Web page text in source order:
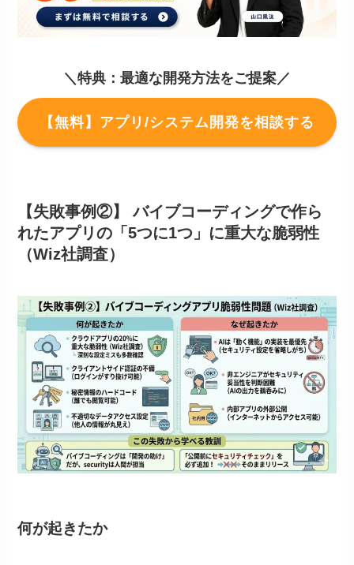
＼特典：最適な開発方法をご提案／
【無料】アプリ/システム開発を相談する
【失敗事例②】 バイブコーディングで作ら
れたアプリの「5つに1つ」に重大な脆弱性
（Wiz社調査）
何が起きたか